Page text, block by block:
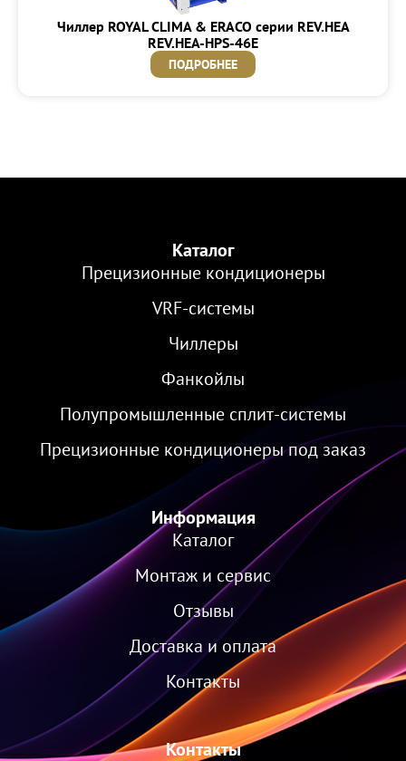
Чиллер ROYAL CLIMA & ERACO серии REV.HEA
REV.HEA-HPS-46E
ПОДРОБНЕЕ
Каталог
Прецизионные кондиционеры
VRF-cистемы
Чиллеры
Фанкойлы
Полупромышленные сплит-системы
Прецизионные кондиционеры под заказ
Информация
Каталог
Монтаж и сервис
Отзывы
Доставка и оплата
Контакты
Контакты